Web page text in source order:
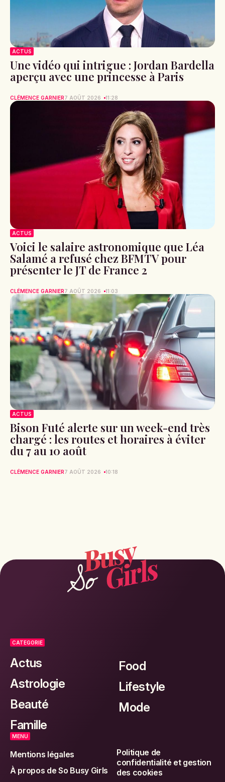
ACTUS
Une vidéo qui intrigue : Jordan Bardella
aperçu avec une princesse à Paris
CLÉMENCE GARNIER7 AOÛT 2026 11:28
ACTUS
Voici le salaire astronomique que Léa
Salamé a refusé chez BFMTV pour
présenter le JT de France 2
CLÉMENCE GARNIER7 AOÛT 2026 11:03
ACTUS
Bison Futé alerte sur un week-end très
chargé : les routes et horaires à éviter
du 7 au 10 août
CLÉMENCE GARNIER7 AOÛT 2026 10:18
CATEGORIE
Actus
Astrologie
Beauté
Famille
Food
Lifestyle
Mode
MENU
Mentions légales
À propos de So Busy Girls
Politique de
confidentialité et gestion
des cookies